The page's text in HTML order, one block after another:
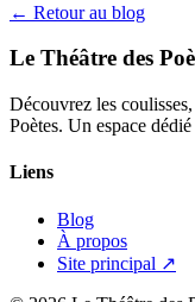
← Retour au blog
Le Théâtre des
Découvrez les
Poètes. Un espace
Liens
Blog
À propos
Site principal ↗